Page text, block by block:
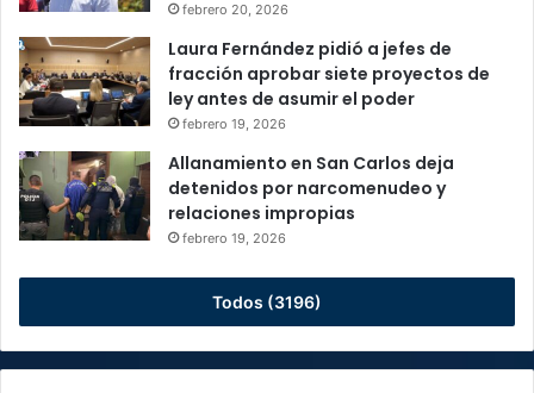
febrero 20, 2026
Laura Fernández pidió a jefes de
fracción aprobar siete proyectos de
ley antes de asumir el poder
febrero 19, 2026
Allanamiento en San Carlos deja
detenidos por narcomenudeo y
relaciones impropias
febrero 19, 2026
Todos (3196)